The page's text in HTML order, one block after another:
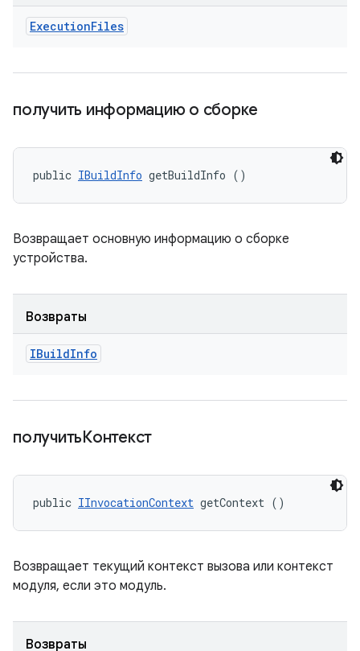
ExecutionFiles
получить информацию о сборке
public IBuildInfo getBuildInfo ()
Возвращает основную информацию о сборке
устройства.
Возвраты
IBuildInfo
получитьКонтекст
public IInvocationContext getContext ()
Возвращает текущий контекст вызова или контекст
модуля, если это модуль.
Возвраты